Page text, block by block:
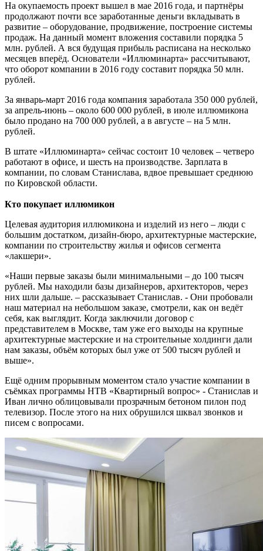
На окупаемость проект вышел в мае 2016 года, и партнёры
продолжают почти все заработанные деньги вкладывать в
развитие – оборудование, продвижение, построение системы
продаж. На данный момент вложения составили порядка 5
млн. рублей. А вся будущая прибыль расписана на несколько
месяцев вперёд. Основатели «Иллюминарта» рассчитывают,
что оборот компании в 2016 году составит порядка 50 млн.
рублей.
За январь-март 2016 года компания заработала 350 000 рублей,
за апрель-июнь – около 600 000 рублей, в июле иллюмикона
было продано на 700 000 рублей, а в августе – на 5 млн.
рублей.
В штате «Иллюминарта» сейчас состоит 10 человек – четверо
работают в офисе, и шесть на производстве. Зарплата в
компании, по словам Станислава, вдвое превышает среднюю
по Кировской области.
Кто покупает иллюмикон
Целевая аудитория иллюмикона и изделий из него – люди с
большим достатком, дизайн-бюро, архитектурные мастерские,
компании по строительству жилья и офисов сегмента
«лакшери».
«Наши первые заказы были минимальными – до 100 тысяч
рублей. Мы находили базы дизайнеров, архитекторов, через
них шли дальше. – рассказывает Станислав. - Они пробовали
наш материал на небольшом заказе, смотрели, как он ведёт
себя, как выглядит. Когда заключили договор с
представителем в Москве, там уже его выходы на крупные
архитектурные мастерские и на строительные холдинги дали
нам заказы, объём которых был уже от 500 тысяч рублей и
выше».
Ещё одним прорывным моментом стало участие компании в
съёмках программы НТВ «Квартирный вопрос» - Станислав и
Иван лично облицовывали прозрачным бетоном пилон под
телевизор. После этого на них обрушился шквал звонков и
писем с вопросами.